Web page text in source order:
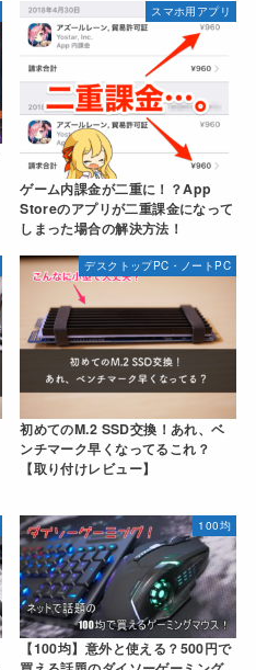
スマホ用アプリ
ゲーム内課金が二重に！？App
Storeのアプリが二重課金になって
しまった場合の解決方法！
デスクトップPC・ノートPC
初めてのM.2 SSD交換！あれ、ベ
ンチマーク早くなってるこれ？
【取り付けレビュー】
100均
【100均】意外と使える？500円で